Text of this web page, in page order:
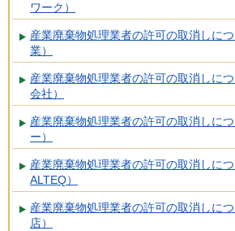
ワーク）
産業廃棄物処理業者の許可の取消しに
業）
産業廃棄物処理業者の許可の取消しに
会社）
産業廃棄物処理業者の許可の取消しに
ー）
産業廃棄物処理業者の許可の取消しに
ALTEQ）
産業廃棄物処理業者の許可の取消しに
店）